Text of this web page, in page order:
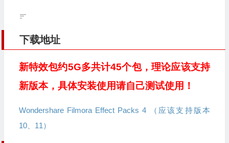
下载地址
新特效包约5G多共计45个包，理论应该支持
新版本，具体安装使用请自己测试使用！
Wondershare Filmora Effect Packs 4 （应该支持版本
10、11）